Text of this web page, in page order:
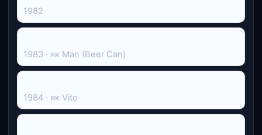
1982
1983 · як Man (Beer Can)
1984 · як Vito